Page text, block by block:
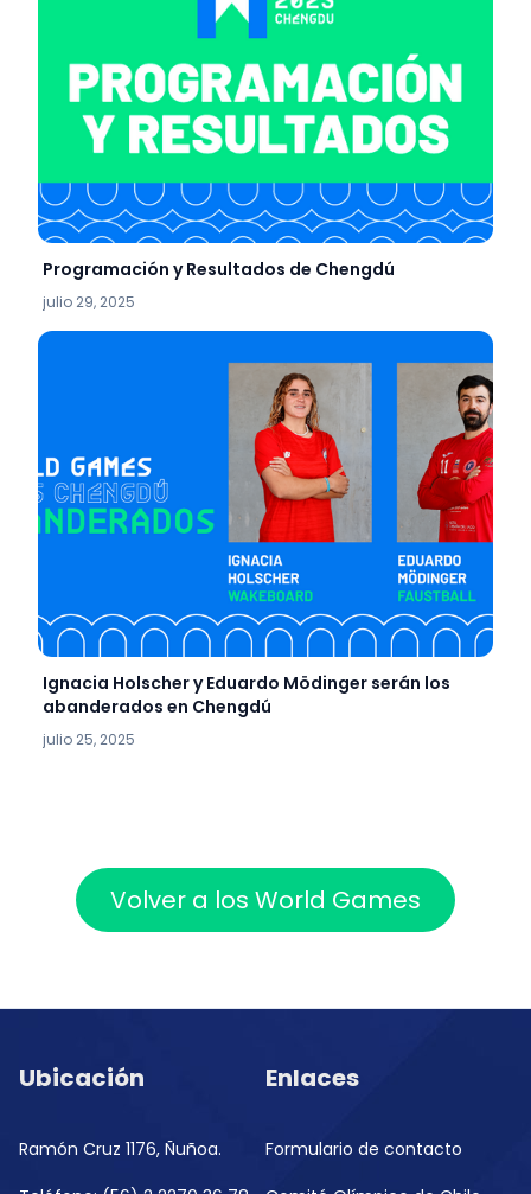
Programación y Resultados de Chengdú
julio 29, 2025
Ignacia Holscher y Eduardo Mödinger serán los
abanderados en Chengdú
julio 25, 2025
Volver a los World Games
Ubicación
Ramón Cruz 1176, Ñuñoa.
Enlaces
Formulario de contacto